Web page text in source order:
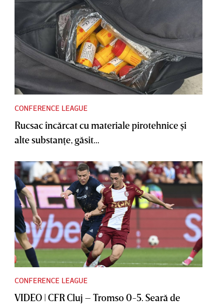
CONFERENCE LEAGUE
Rucsac încărcat cu materiale pirotehnice şi
alte substanţe, găsit...
CONFERENCE LEAGUE
VIDEO | CFR Cluj – Tromso 0-5. Seară de